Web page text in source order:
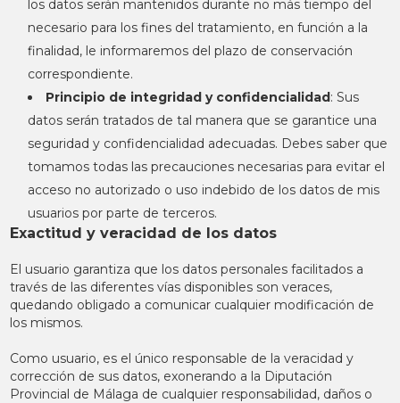
los datos serán mantenidos durante no más tiempo del
necesario para los fines del tratamiento, en función a la
finalidad, le informaremos del plazo de conservación
correspondiente.
Principio de integridad y confidencialidad: Sus
datos serán tratados de tal manera que se garantice una
seguridad y confidencialidad adecuadas. Debes saber que
tomamos todas las precauciones necesarias para evitar el
acceso no autorizado o uso indebido de los datos de mis
usuarios por parte de terceros.
Exactitud y veracidad de los datos
El usuario garantiza que los datos personales facilitados a
través de las diferentes vías disponibles son veraces,
quedando obligado a comunicar cualquier modificación de
los mismos.
Como usuario, es el único responsable de la veracidad y
corrección de sus datos, exonerando a la Diputación
Provincial de Málaga de cualquier responsabilidad, daños o